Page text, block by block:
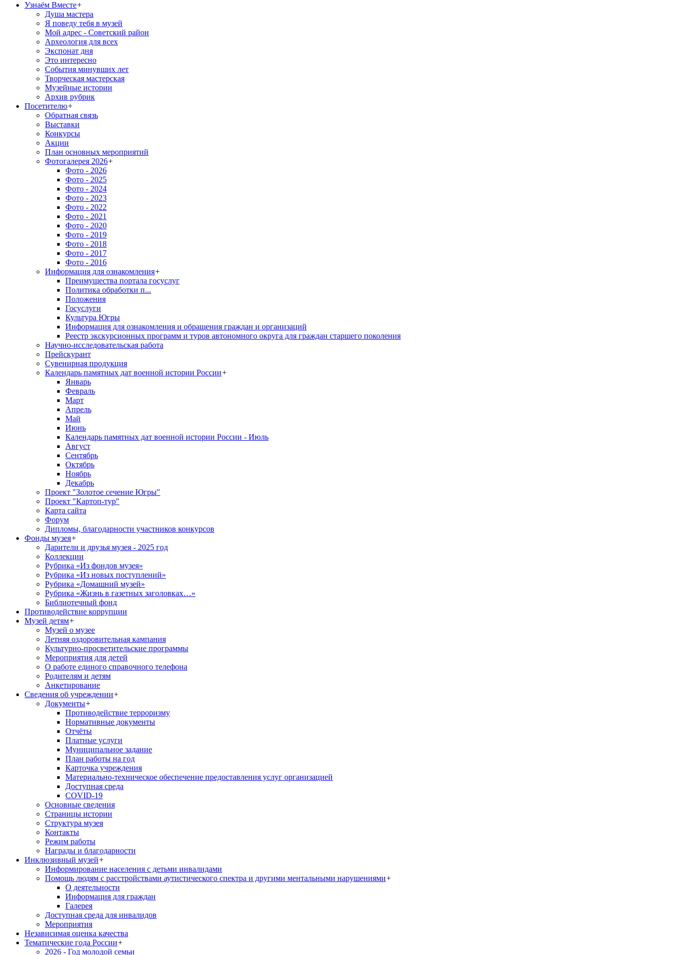
Узнаём Вместе+
Душа мастера
Я поведу тебя в музей
Мой адрес - Советский район
Археология для всех
Экспонат дня
Это интересно
События минувших лет
Творческая мастерская
Музейные истории
Архив рубрик
Посетителю+
Обратная связь
Выставки
Конкурсы
Акции
План основных мероприятий
Фотогалерея 2026+
Фото - 2026
Фото - 2025
Фото - 2024
Фото - 2023
Фото - 2022
Фото - 2021
Фото - 2020
Фото - 2019
Фото - 2018
Фото - 2017
Фото - 2016
Информация для ознакомления+
Преимущества портала госуслуг
Политика обработки п...
Положения
Госуслуги
Культура Югры
Информация для ознакомления и обращения граждан и организаций
Реестр экскурсионных программ и туров автономного округа для граждан старшего поколения
Научно-исследовательская работа
Прейскурант
Сувенирная продукция
Календарь памятных дат военной истории России+
Январь
Февраль
Март
Апрель
Май
Июнь
Календарь памятных дат военной истории России - Июль
Август
Сентябрь
Октябрь
Ноябрь
Декабрь
Проект "Золотое сечение Югры"
Проект "Картоп-тур"
Карта сайта
Форум
Дипломы, благодарности участников конкурсов
Фонды музея+
Дарители и друзья музея - 2025 год
Коллекции
Рубрика «Из фондов музея»
Рубрика «Из новых поступлений»
Рубрика «Домашний музей»
Рубрика «Жизнь в газетных заголовках…»
Библиотечный фонд
Противодействие коррупции
Музей детям+
Музей о музее
Летняя оздоровительная кампания
Культурно-просветительские программы
Мероприятия для детей
О работе единого справочного телефона
Родителям и детям
Анкетирование
Сведения об учреждении+
Документы+
Противодействие терроризму
Нормативные документы
Отчёты
Платные услуги
Муниципальное задание
План работы на год
Карточка учреждения
Материально-техническое обеспечение предоставления услуг организацией
Доступная среда
COVID-19
Основные сведения
Страницы истории
Структура музея
Контакты
Режим работы
Награды и благодарности
Инклюзивный музей+
Информирование населения с детьми инвалидами
Помощь людям с расстройствами аутистического спектра и другими ментальными нарушениями+
О деятельности
Информация для граждан
Галерея
Доступная среда для инвалидов
Мероприятия
Независимая оценка качества
Тематические года России+
2026 - Год молодой семьи